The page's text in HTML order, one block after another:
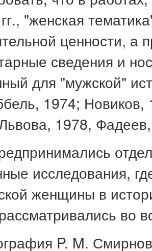
"женская
ценности, а
сведения и
для "мужской"
1974;
1978,
исследования,
женщины в
во
P. M.